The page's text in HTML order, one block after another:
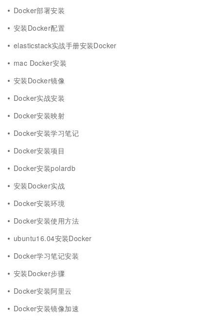
Docker部署安装
安装Docker配置
elasticstack实战手册安装Docker
mac Docker安装
安装Docker镜像
Docker实战安装
Docker安装映射
Docker安装学习笔记
Docker安装项目
Docker安装polardb
安装Docker实战
Docker安装环境
Docker安装使用方法
ubuntu16.04安装Docker
Docker学习笔记安装
安装Docker步骤
Docker安装阿里云
Docker安装镜像加速